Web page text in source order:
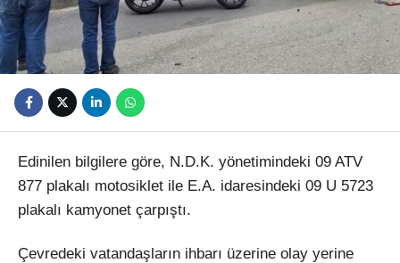
Edinilen bilgilere göre, N.D.K. yönetimindeki 09 ATV
877 plakalı motosiklet ile E.A. idaresindeki 09 U 5723
plakalı kamyonet çarpıştı.
Çevredeki vatandaşların ihbarı üzerine olay yerine